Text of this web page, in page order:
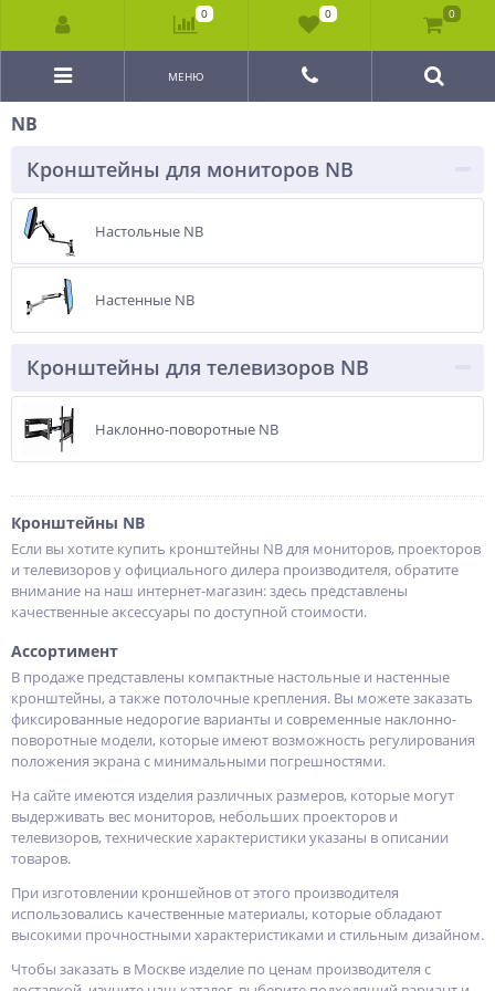
МЕНЮ
NB
Кронштейны для мониторов NB
Настольные NB
Настенные NB
Кронштейны для телевизоров NB
Наклонно-поворотные NB
Кронштейны NB
Если вы хотите купить кронштейны NB для мониторов, проекторов
и телевизоров у официального дилера производителя, обратите
внимание на наш интернет-магазин: здесь представлены
качественные аксессуары по доступной стоимости.
Ассортимент
В продаже представлены компактные настольные и настенные
кронштейны, а также потолочные крепления. Вы можете заказать
фиксированные недорогие варианты и современные наклонно-
поворотные модели, которые имеют возможность регулирования
положения экрана с минимальными погрешностями.
На сайте имеются изделия различных размеров, которые могут
выдерживать вес мониторов, небольших проекторов и
телевизоров, технические характеристики указаны в описании
товаров.
При изготовлении кроншейнов от этого производителя
использовались качественные материалы, которые обладают
высокими прочностными характеристиками и стильным дизайном.
Чтобы заказать в Москве изделие по ценам производителя с
0 0 0